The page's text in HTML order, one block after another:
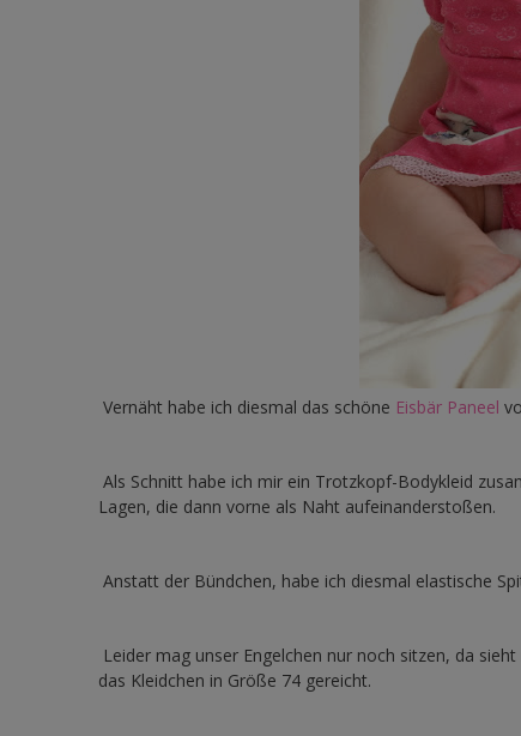
Vernäht habe ich diesmal das schöne Eisbär Paneel
Als Schnitt habe ich mir ein Trotzkopf-Bodykleid
Lagen, die dann vorne als Naht aufeinanderstoßen.
Anstatt der Bündchen, habe ich diesmal elastische
Leider mag unser Engelchen nur noch sitzen, da
das Kleidchen in Größe 74 gereicht.